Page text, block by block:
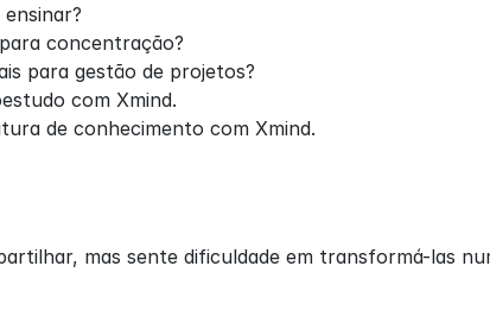
concentração?
para gestão de projetos?
com Xmind.
de conhecimento com Xmind.
mas sente dificuldade em transformá-las